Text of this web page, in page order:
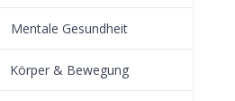
Mentale Gesundheit
Körper & Bewegung